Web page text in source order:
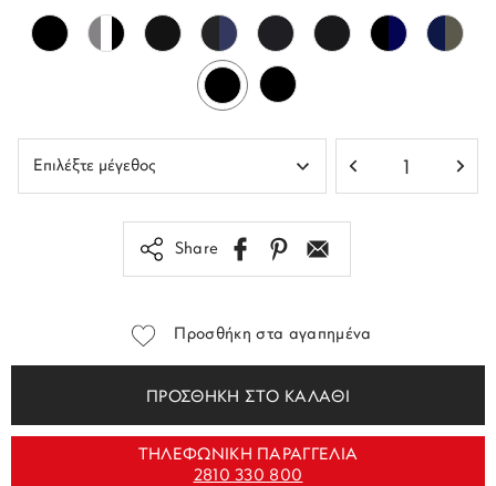
Share
Προσθήκη στα αγαπημένα
ΠΡΟΣΘΗΚΗ ΣΤΟ ΚΑΛΑΘΙ
ΤΗΛΕΦΩΝΙΚΗ ΠΑΡΑΓΓΕΛΙΑ
2810 330 800